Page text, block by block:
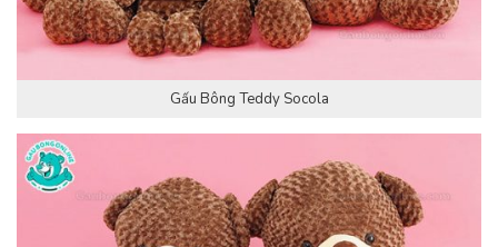
Gấu Bông Teddy Socola